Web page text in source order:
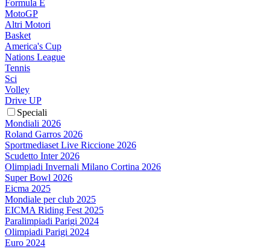
Formula E
MotoGP
Altri Motori
Basket
America's Cup
Nations League
Tennis
Sci
Volley
Drive UP
Speciali
Mondiali 2026
Roland Garros 2026
Sportmediaset Live Riccione 2026
Scudetto Inter 2026
Olimpiadi Invernali Milano Cortina 2026
Super Bowl 2026
Eicma 2025
Mondiale per club 2025
EICMA Riding Fest 2025
Paralimpiadi Parigi 2024
Olimpiadi Parigi 2024
Euro 2024